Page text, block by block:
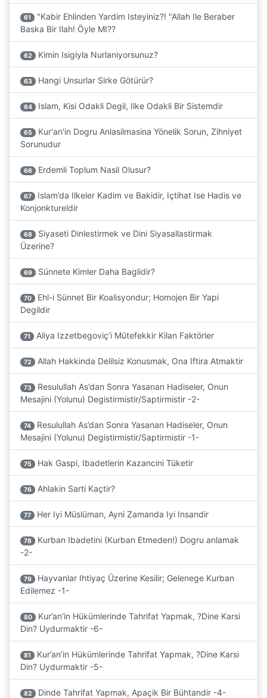
61
"Kabir Ehlinden Yardim Isteyiniz?! "Allah Ile Beraber
Baska Bir Ilah! Öyle MI??
62 Kimin Isigiyla Nurlaniyorsunuz?
63 Hangi Unsurlar Sirke Götürür?
64 Islam, Kisi Odakli Degil, Ilke Odakli Bir Sistemdir
65
Kur'an'in Dogru Anlasilmasina Yönelik Sorun, Zihniyet
Sorunudur
66 Erdemli Toplum Nasil Olusur?
67
Islam’da Ilkeler Kadim ve Bakidir, Içtihat Ise Hadis ve
Konjonktureldir
68
Siyaseti Dinlestirmek ve Dini Siyasallastirmak
Üzerine?
69 Sünnete Kimler Daha Baglidir?
70
Ehl-i Sünnet Bir Koalisyondur; Homojen Bir Yapi
Degildir
71 Aliya Izzetbegoviç’i Mütefekkir Kilan Faktörler
72 Allah Hakkinda Delilsiz Konusmak, Ona Iftira Atmaktir
73
Resulullah As’dan Sonra Yasanan Hadiseler, Onun
Mesajini (Yolunu) Degistirmistir/Saptirmistir -2-
74
Resulullah As’dan Sonra Yasanan Hadiseler, Onun
Mesajini (Yolunu) Degistirmistir/Saptirmistir -1-
75 Hak Gaspi, Ibadetlerin Kazancini Tüketir
76 Ahlakin Sarti Kaçtir?
77 Her Iyi Müslüman, Ayni Zamanda Iyi Insandir
78
Kurban Ibadetini (Kurban Etmeden!) Dogru anlamak
-2-
79
Hayvanlar Ihtiyaç Üzerine Kesilir; Gelenege Kurban
Edilemez -1-
80
Kur’an’in Hükümlerinde Tahrifat Yapmak, ?Dine Karsi
Din? Uydurmaktir -6-
81
Kur’an’in Hükümlerinde Tahrifat Yapmak, ?Dine Karsi
Din? Uydurmaktir -5-
82 Dinde Tahrifat Yapmak, Apaçik Bir Bühtandir -4-